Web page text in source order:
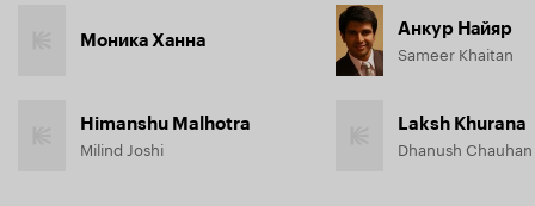
Моника Ханна
Himanshu Malhotra
Milind Joshi
Анкур Найяр
Sameer Khaitan
Laksh Khurana
Dhanush Chauhan